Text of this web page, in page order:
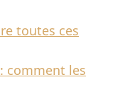
toutes ces
comment les